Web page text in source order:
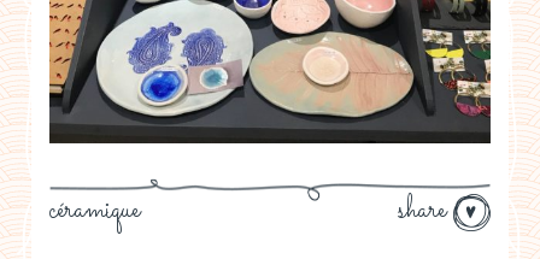
share
céramique